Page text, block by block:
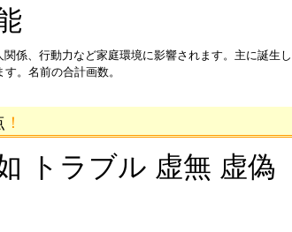
係、行動力など家庭環境に影響されます。主に誕生し
。名前の合計画数。
！
トラブル 虚無 虚偽